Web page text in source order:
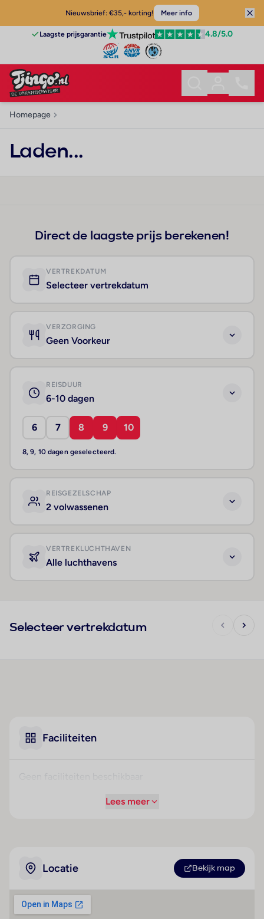
Nieuwsbrief: €35,- korting! Meer info
Laagste prijsgarantie 4.8/5.0
Homepage
Laden...
Direct de laagste prijs berekenen!
VERTREKDATUM
Selecteer vertrekdatum
VERZORGING
Geen Voorkeur
REISDUUR
6-10 dagen
6 7 8 9 10
8, 9, 10 dagen geselecteerd.
REISGEZELSCHAP
2 volwassenen
VERTREKLUCHTHAVEN
Alle luchthavens
Selecteer vertrekdatum
Faciliteiten
Lees meer
Locatie Bekijk map